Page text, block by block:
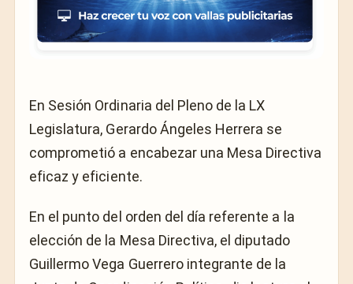
En Sesión Ordinaria del Pleno de la LX
Legislatura, Gerardo Ángeles Herrera se
comprometió a encabezar una Mesa Directiva
eficaz y eficiente.
En el punto del orden del día referente a la
elección de la Mesa Directiva, el diputado
Guillermo Vega Guerrero integrante de la